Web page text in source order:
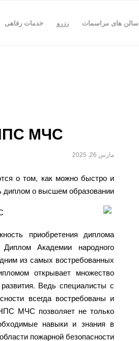
سالن های مراسمات رزرو خدمات رفاهی
МЧС
مارس 26, 2025
о том, как можно быстро и
диплом о высшем образовании.
приобретения диплома
Академии народного
из самых востребованных
открывает множество
Ведь специалисты с
всегда востребованы и
МЧС позволяет не только
навыки и знания в
области пожарной безопасности.